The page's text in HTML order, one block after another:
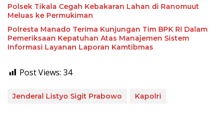
Polsek Tikala Cegah Kebakaran Lahan di Ranomuut
Meluas ke Permukiman
Polresta Manado Terima Kunjungan Tim BPK RI Dalam
Pemeriksaan Kepatuhan Atas Manajemen Sistem
Informasi Layanan Laporan Kamtibmas
Post Views: 34
Jenderal Listyo Sigit Prabowo Kapolri